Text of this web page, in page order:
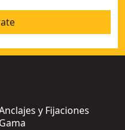
y Fijaciones
Gama